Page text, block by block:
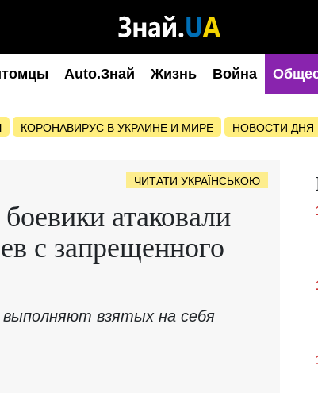
Auto.Знай Жизнь Война
КОРОНАВИРУС В УКРАИНЕ И МИРЕ НОВОСТИ ДНЯ
ЧИТАТИ УКРАЇНСЬКОЮ
атаковали
с запрещенного
выполняют взятых на себя